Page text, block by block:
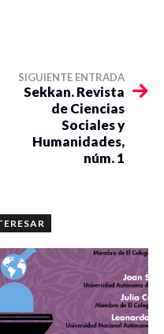
SIGUIENTE ENTRADA
Sekkan. Revista
de Ciencias
Sociales y
Humanidades,
núm. 1